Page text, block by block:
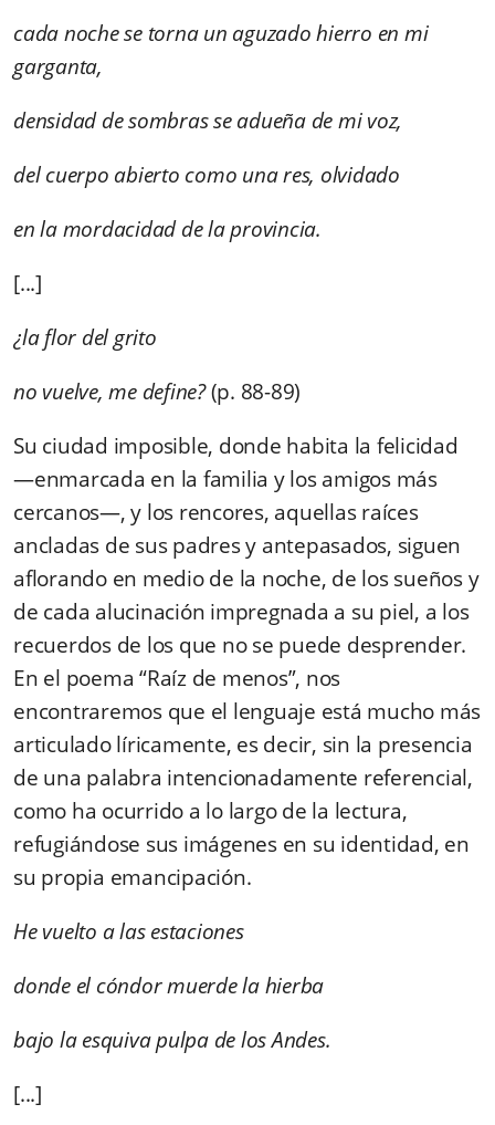
cada noche se torna un aguzado hierro en mi
garganta,
densidad de sombras se adueña de mi voz,
del cuerpo abierto como una res, olvidado
en la mordacidad de la provincia.
[...]
¿la flor del grito
no vuelve, me define?(p. 88-89)
Su ciudad imposible, donde habita la felicidad
—enmarcada en la familia y los amigos más
cercanos—, y los rencores, aquellas raíces
ancladas de sus padres y antepasados, siguen
aflorando en medio de la noche, de los sueños y
de cada alucinación impregnada a su piel, a los
recuerdos de los que no se puede desprender.
En el poema “Raíz de menos”, nos
encontraremos que el lenguaje está mucho más
articulado líricamente, es decir, sin la presencia
de una palabra intencionadamente referencial,
como ha ocurrido a lo largo de la lectura,
refugiándose sus imágenes en su identidad, en
su propia emancipación.
He vuelto a las estaciones
donde el cóndor muerde la hierba
bajo la esquiva pulpa de los Andes.
[...]